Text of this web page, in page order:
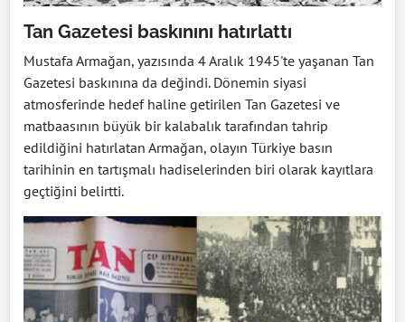
Tan Gazetesi baskınını hatırlattı
Mustafa Armağan, yazısında 4 Aralık 1945'te yaşanan Tan
Gazetesi baskınına da değindi. Dönemin siyasi
atmosferinde hedef haline getirilen Tan Gazetesi ve
matbaasının büyük bir kalabalık tarafından tahrip
edildiğini hatırlatan Armağan, olayın Türkiye basın
tarihinin en tartışmalı hadiselerinden biri olarak kayıtlara
geçtiğini belirtti.